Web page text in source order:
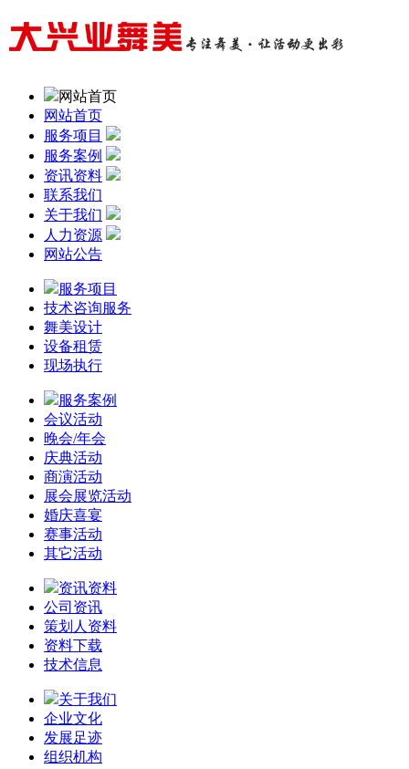
网站首页
网站首页
服务项目
服务案例
资讯资料
联系我们
关于我们
人力资源
网站公告
服务项目
技术咨询服务
舞美设计
设备租赁
现场执行
服务案例
会议活动
晚会/年会
庆典活动
商演活动
展会展览活动
婚庆喜宴
赛事活动
其它活动
资讯资料
公司资讯
策划人资料
资料下载
技术信息
关于我们
企业文化
发展足迹
组织机构